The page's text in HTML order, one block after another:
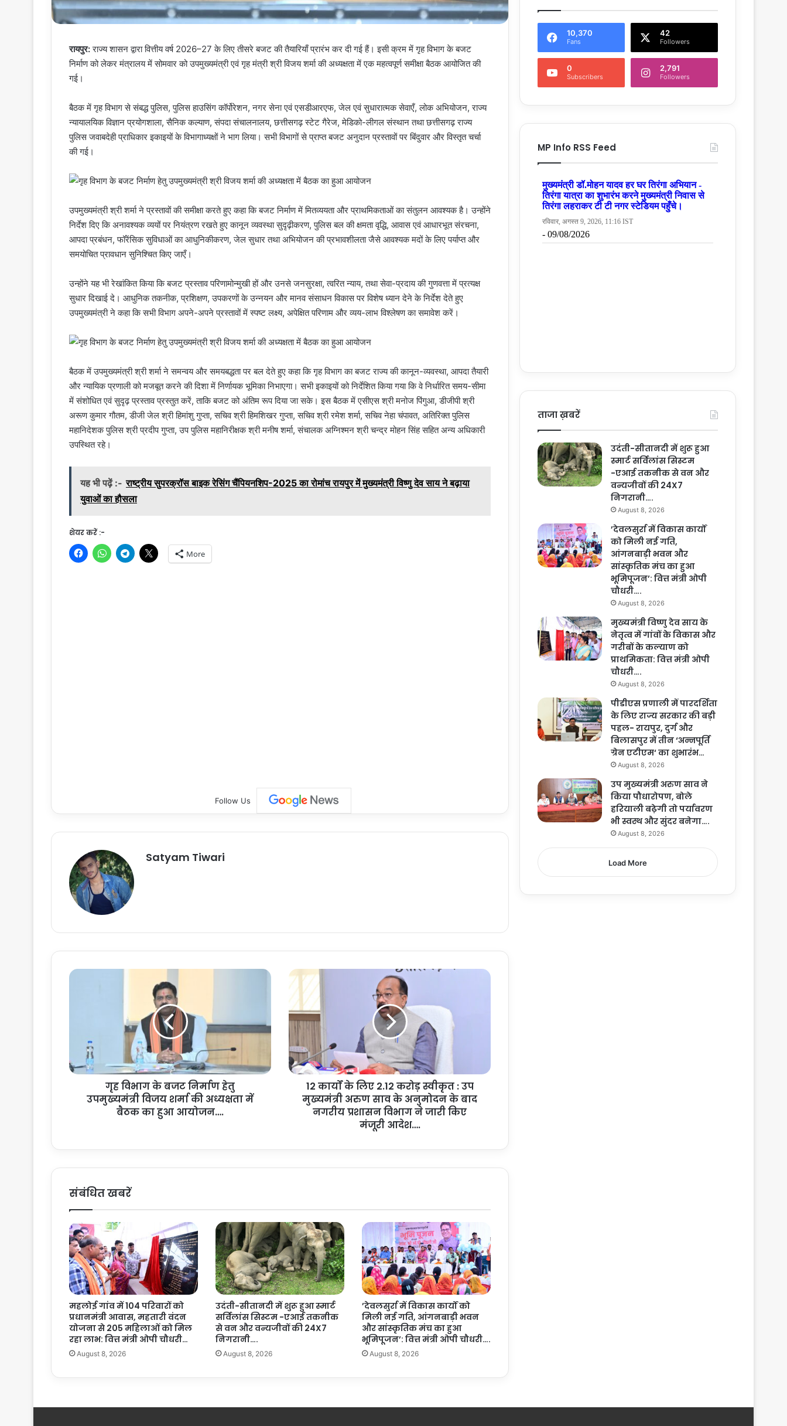
रायपुर:राज्य शासन द्वारा वित्तीय वर्ष 2026–27 के लिए तीसरे बजट की तैयारियाँ प्रारंभ कर दी गई हैं। इसी क्रम में गृह विभाग के बजट
निर्माण को लेकर मंत्रालय में सोमवार को उपमुख्यमंत्री एवं गृह मंत्री श्री विजय शर्मा की अध्यक्षता में एक महत्वपूर्ण समीक्षा बैठक आयोजित की
गई।
बैठक में गृह विभाग से संबद्ध पुलिस, पुलिस हाउसिंग कॉर्पोरेशन, नगर सेना एवं एसडीआरएफ, जेल एवं सुधारात्मक सेवाएँ, लोक अभियोजन, राज्य
न्यायालयिक विज्ञान प्रयोगशाला, सैनिक कल्याण, संपदा संचालनालय, छत्तीसगढ़ स्टेट गैरेज, मेडिको-लीगल संस्थान तथा छत्तीसगढ़ राज्य
पुलिस जवाबदेही प्राधिकार इकाइयों के विभागाध्यक्षों ने भाग लिया। सभी विभागों से प्राप्त बजट अनुदान प्रस्तावों पर बिंदुवार और विस्तृत चर्चा
की गई।
उपमुख्यमंत्री श्री शर्मा ने प्रस्तावों की समीक्षा करते हुए कहा कि बजट निर्माण में मितव्ययता और प्राथमिकताओं का संतुलन आवश्यक है। उन्होंने
निर्देश दिए कि अनावश्यक व्ययों पर नियंत्रण रखते हुए कानून व्यवस्था सुदृढ़ीकरण, पुलिस बल की क्षमता वृद्धि, आवास एवं आधारभूत संरचना,
आपदा प्रबंधन, फॉरेंसिक सुविधाओं का आधुनिकीकरण, जेल सुधार तथा अभियोजन की प्रभावशीलता जैसे आवश्यक मदों के लिए पर्याप्त और
समयोचित प्रावधान सुनिश्चित किए जाएँ।
उन्होंने यह भी रेखांकित किया कि बजट प्रस्ताव परिणामोन्मुखी हों और उनसे जनसुरक्षा, त्वरित न्याय, तथा सेवा-प्रदाय की गुणवत्ता में प्रत्यक्ष
सुधार दिखाई दे। आधुनिक तकनीक, प्रशिक्षण, उपकरणों के उन्नयन और मानव संसाधन विकास पर विशेष ध्यान देने के निर्देश देते हुए
उपमुख्यमंत्री ने कहा कि सभी विभाग अपने-अपने प्रस्तावों में स्पष्ट लक्ष्य, अपेक्षित परिणाम और व्यय-लाभ विश्लेषण का समावेश करें।
बैठक में उपमुख्यमंत्री श्री शर्मा ने समन्वय और समयबद्धता पर बल देते हुए कहा कि गृह विभाग का बजट राज्य की कानून-व्यवस्था, आपदा तैयारी
और न्यायिक प्रणाली को मजबूत करने की दिशा में निर्णायक भूमिका निभाएगा। सभी इकाइयों को निर्देशित किया गया कि वे निर्धारित समय-सीमा
में संशोधित एवं सुदृढ़ प्रस्ताव प्रस्तुत करें, ताकि बजट को अंतिम रूप दिया जा सके। इस बैठक में एसीएस श्री मनोज पिंगुआ, डीजीपी श्री
अरूण कुमार गौतम, डीजी जेल श्री हिमांशु गुप्ता, सचिव श्री हिमशिखर गुप्ता, सचिव श्री रमेश शर्मा, सचिव नेहा चंपावत, अतिरिक्त पुलिस
महानिदेशक पुलिस श्री प्रदीप गुप्ता, उप पुलिस महानिरीक्षक श्री मनीष शर्मा, संचालक अग्निश्मन श्री चन्द्र मोहन सिंह सहित अन्य अधिकारी
उपस्थित रहे।
यह भी पढ़ें :- राष्ट्रीय सुपरक्रॉस बाइक रेसिंग चैंपियनशिप-2025 का रोमांच रायपुर में मुख्यमंत्री विष्णु देव साय ने बढ़ाया
युवाओं का हौसला
शेयर करें :-
More
Follow Us
Satyam Tiwari
गृ
ज
ट
उ
मं
त्री
वि
ज
य
श
र्मा
की
अ
ध्य
क्ष
ता
में
बै
हु
गृह विभाग के बजट निर्माण हेतु
उपमुख्यमंत्री विजय शर्मा की अध्यक्षता में
बैठक का हुआ आयोजन….
1
2
का
र्यों
के
लि
ए
2
.
स्वी
प
मु
ख्य
मं
त्री
अ
रु
ण
सा
व
के
के
12 कार्यों के लिए 2.12 करोड़ स्वीकृत : उप
मुख्यमंत्री अरुण साव के अनुमोदन के बाद
नगरीय प्रशासन विभाग ने जारी किए
मंजूरी आदेश….
संबंधित खबरें
महलोई गांव में 104 परिवारों को
प्रधानमंत्री आवास, महतारी वंदन
योजना से 205 महिलाओं को मिल
रहा लाभ: वित्त मंत्री ओपी चौधरी…
August 8, 2026
उदंती-सीतानदी में शुरू हुआ स्मार्ट
सर्विलांस सिस्टम -एआई तकनीक
से वन और वन्यजीवों की 24X7
निगरानी….
August 8, 2026
’देवलसुर्रा में विकास कार्यों को
मिली नई गति, आंगनबाड़ी भवन
और सांस्कृतिक मंच का हुआ
भूमिपूजन’: वित्त मंत्री ओपी चौधरी….
August 8, 2026
10,370
Fans
42
Followers
0
Subscribers
2,791
Followers
MP Info RSS Feed
ताजा ख़बरें
उदंती-सीतानदी में शुरू हुआ
स्मार्ट सर्विलांस सिस्टम
-एआई तकनीक से वन और
वन्यजीवों की 24X7
निगरानी….
August 8, 2026
’देवलसुर्रा में विकास कार्यों
को मिली नई गति,
आंगनबाड़ी भवन और
सांस्कृतिक मंच का हुआ
भूमिपूजन’: वित्त मंत्री ओपी
चौधरी….
August 8, 2026
मुख्यमंत्री विष्णु देव साय के
नेतृत्व में गांवों के विकास और
गरीबों के कल्याण को
प्राथमिकता: वित्त मंत्री ओपी
चौधरी….
August 8, 2026
पीडीएस प्रणाली में पारदर्शिता
के लिए राज्य सरकार की बड़ी
पहल- रायपुर, दुर्ग और
बिलासपुर में तीन ‘अन्नपूर्ति
ग्रेन एटीएम‘ का शुभारंभ…
August 8, 2026
उप मुख्यमंत्री अरुण साव ने
किया पौधारोपण, बोले
हरियाली बढ़ेगी तो पर्यावरण
भी स्वस्थ और सुंदर बनेगा….
August 8, 2026
Load More